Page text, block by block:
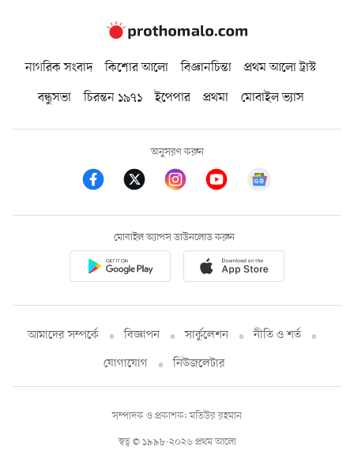
নাগরিক সংবাদ কিশোর আলো বিজ্ঞানচিন্তা
প্রথম আলো ট্রাস্ট
বন্ধুসভা
চিরন্তন ১৯৭১ ইপেপার প্রথমা মোবাইল ভ্যাস
অনুসরণ করুন
মোবাইল অ্যাপস ডাউনলোড করুন
আমাদের সম্পর্কে বিজ্ঞাপন সার্কুলেশন
নীতি ও শর্ত
যোগাযোগ
নিউজলেটার
স্বত্ব © ১৯৯৮-২০২৬ প্রথম আলো
সম্পাদক ও প্রকাশক: মতিউর রহমান